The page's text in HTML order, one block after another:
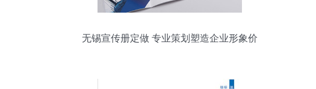
无锡宣传册定做 专业策划塑造企业形象价